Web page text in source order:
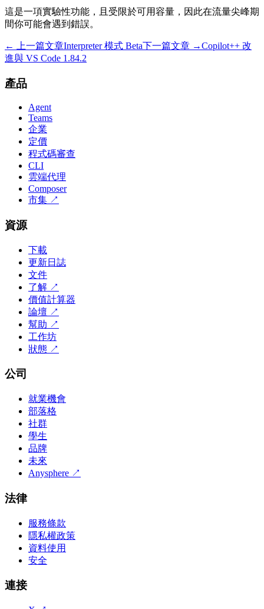
這是一項實驗性功能，且受限於可用容量，因此在流量尖峰期
間你可能會遇到錯誤。
← 上一篇文章Interpreter 模式 Beta下一篇文章 →Copilot++ 改
進與 VS Code 1.84.2
產品
Agent
Teams
企業
定價
程式碼審查
CLI
雲端代理
Composer
市集 ↗
資源
下載
更新日誌
文件
了解 ↗
價值計算器
論壇 ↗
幫助 ↗
工作坊
狀態 ↗
公司
就業機會
部落格
社群
學生
品牌
未來
Anysphere ↗
法律
服務條款
隱私權政策
資料使用
安全
連接